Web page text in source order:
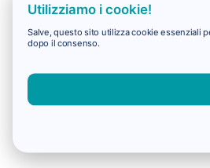
Utilizziamo i cookie!
Salve, questo sito utilizza cookie essenziali
dopo il consenso.